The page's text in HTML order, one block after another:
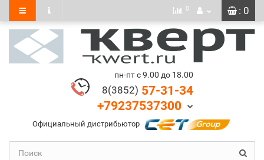
: 0
0
пн-пт с 9.00 до 18.00
8(3852) 57-31-34
+79237537300
Официальный дистрибьютор